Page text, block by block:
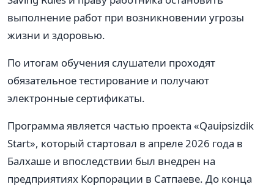
выполнение работ при возникновении угрозы
жизни и здоровью.
По итогам обучения слушатели проходят
обязательное тестирование и получают
электронные сертификаты.
Программа является частью проекта «Qauipsizdik
Start», который стартовал в апреле 2026 года в
Балхаше и впоследствии был внедрен на
предприятиях Корпорации в Сатпаеве. До конца